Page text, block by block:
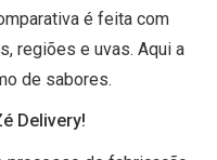
é feita com
regiões e uvas. Aqui a
de sabores.
Delivery!